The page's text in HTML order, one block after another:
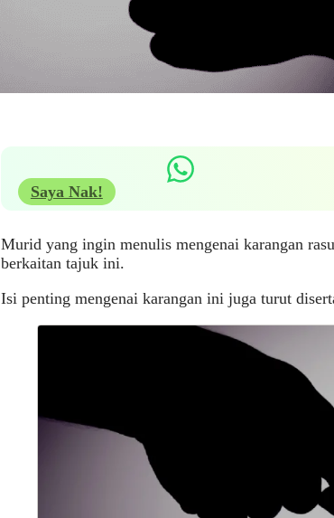
Saya Nak!
Murid yang ingin menulis mengenai karangan
berkaitan tajuk ini.
Isi penting mengenai karangan ini juga turut